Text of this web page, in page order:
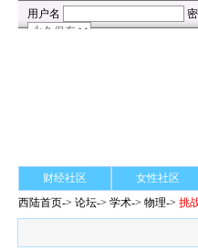
财经社区 女性社区
西陆首页->论坛->学术-> 物理->挑